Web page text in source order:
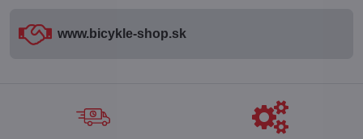
www​.bicykle-shop​.sk